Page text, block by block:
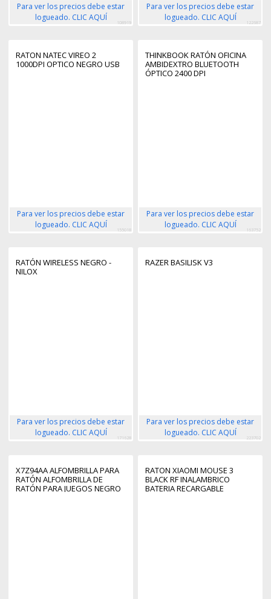
Para ver los precios debe estar
logueado. CLIC AQUÍ
108919
Para ver los precios debe estar
logueado. CLIC AQUÍ
122687
RATON NATEC VIREO 2
1000DPI OPTICO NEGRO USB
Para ver los precios debe estar
logueado. CLIC AQUÍ
155018
THINKBOOK RATÓN OFICINA
AMBIDEXTRO BLUETOOTH
ÓPTICO 2400 DPI
Para ver los precios debe estar
logueado. CLIC AQUÍ
163752
RATÓN WIRELESS NEGRO -
NILOX
Para ver los precios debe estar
logueado. CLIC AQUÍ
171628
RAZER BASILISK V3
Para ver los precios debe estar
logueado. CLIC AQUÍ
223702
X7Z94AA ALFOMBRILLA PARA
RATÓN ALFOMBRILLA DE
RATÓN PARA JUEGOS NEGRO
RATON XIAOMI MOUSE 3
BLACK RF INALAMBRICO
BATERIA RECARGABLE